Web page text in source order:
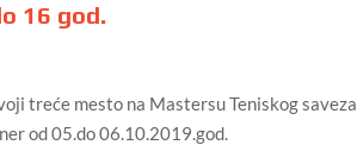
16 god.
treće mesto na Mastersu Teniskog saveza
od 05.do 06.10.2019.god.